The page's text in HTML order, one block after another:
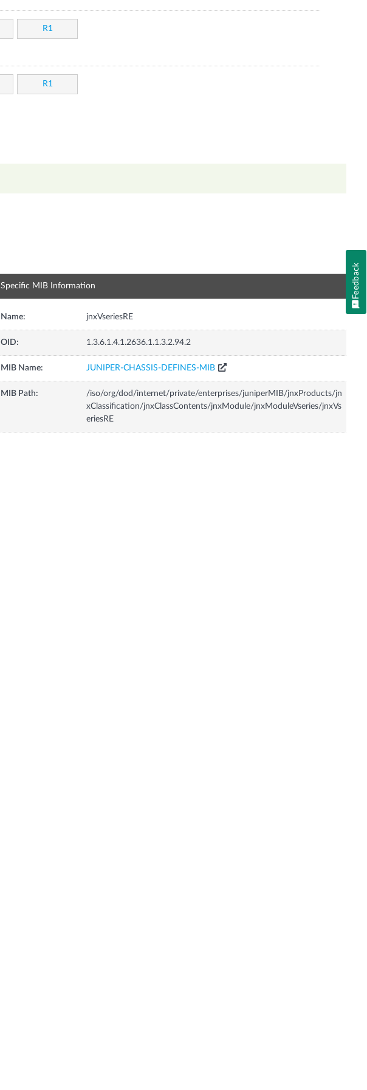
R1
R1
Specific MIB Information
Name: jnxVseriesRE
OID: 1.3.6.1.4.1.2636.1.1.3.2.94.2
MIB Name: JUNIPER-CHASSIS-DEFINES-MIB
MIB Path:
/iso/org/dod/internet/private/enterprises/juniperMIB/jnxProducts/jn
xClassification/jnxClassContents/jnxModule/jnxModuleVseries/jnxVs
eriesRE
Feedback